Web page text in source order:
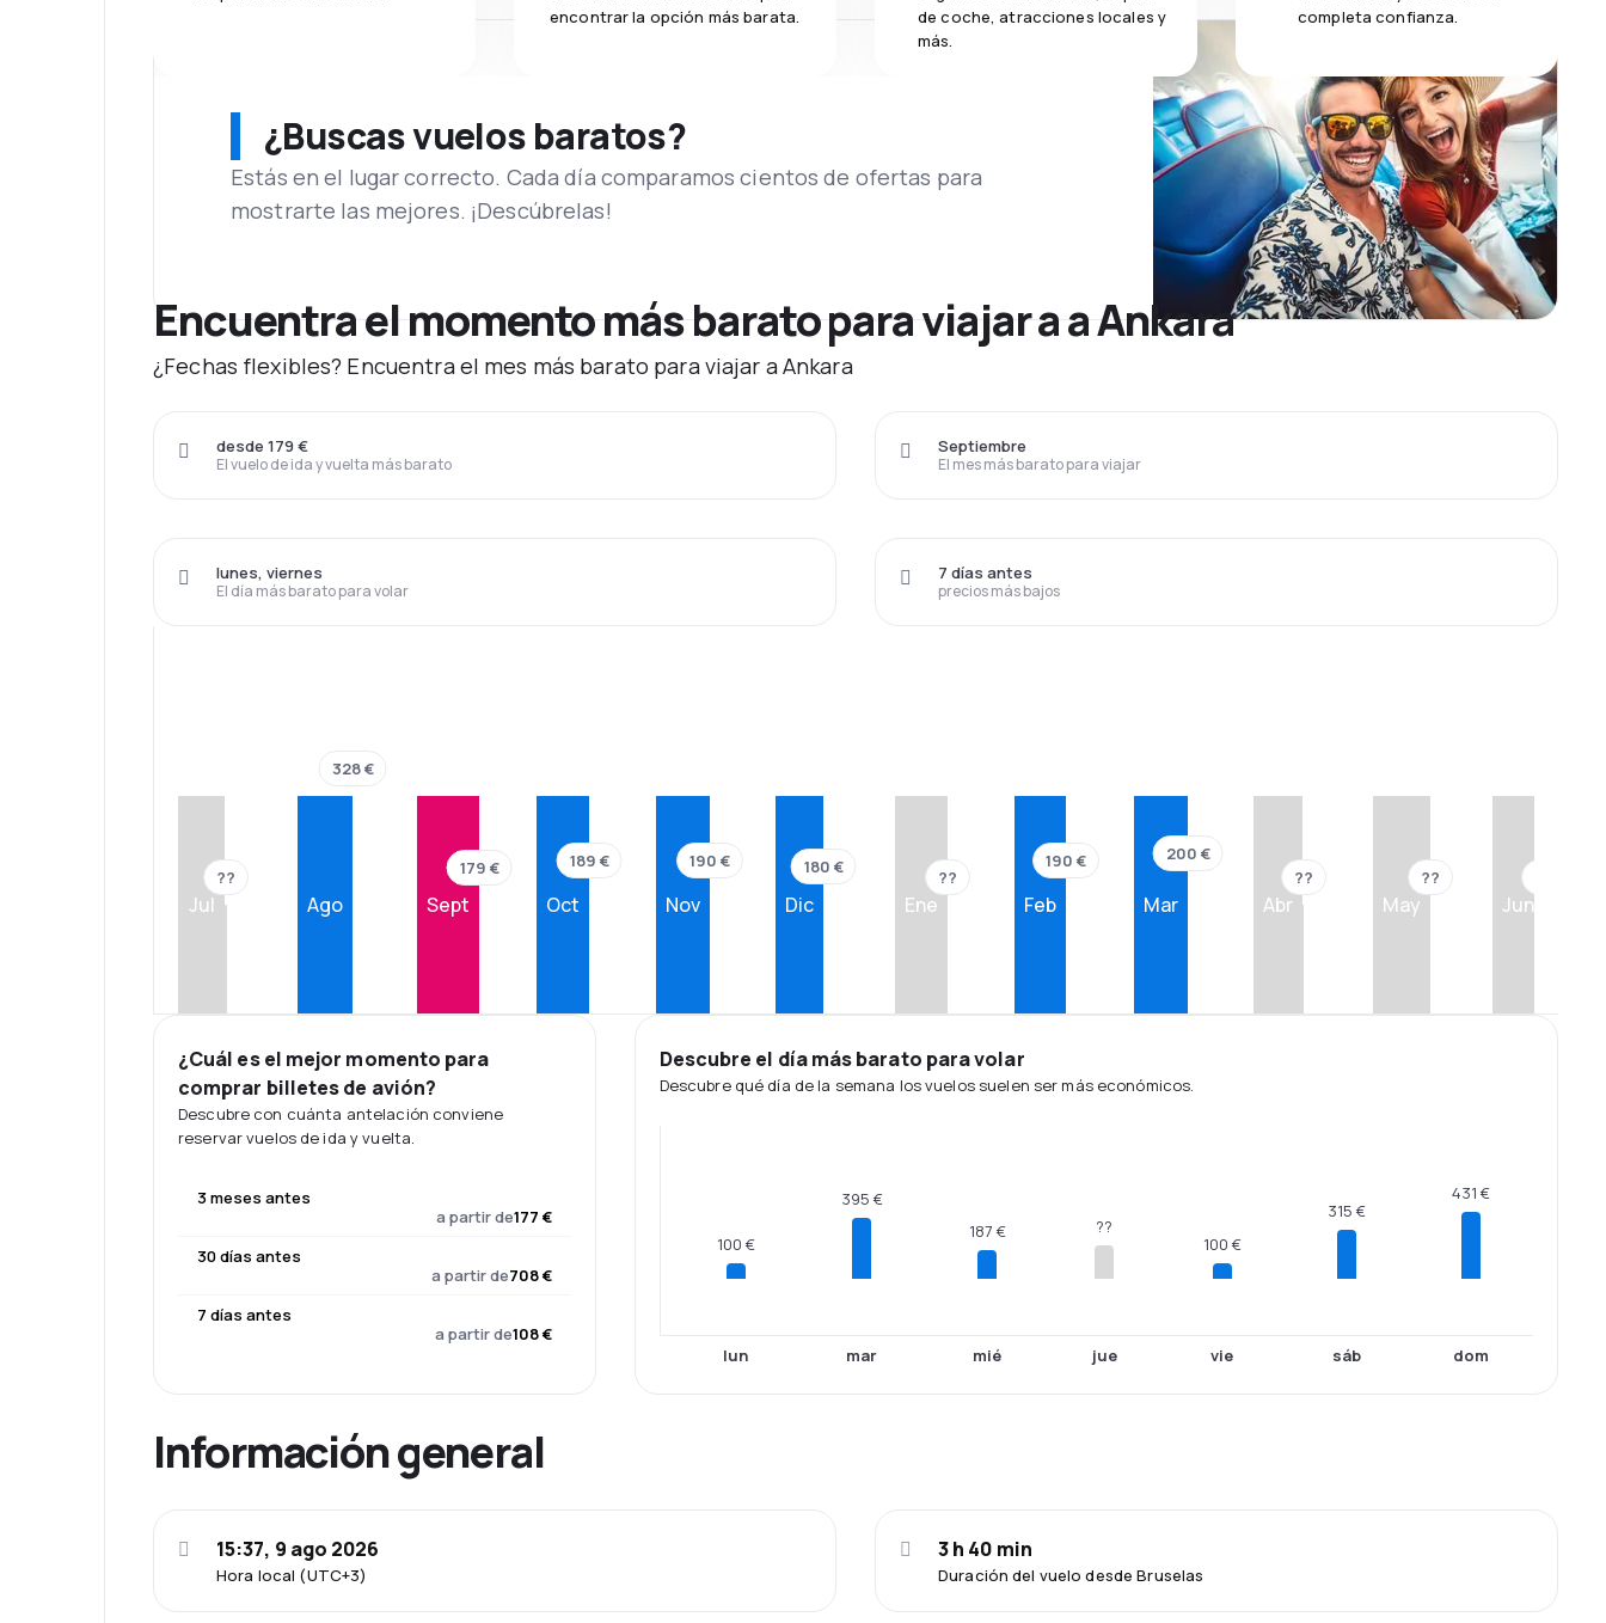
encontrar la opción más barata.
de coche, atracciones locales y
más.
completa confianza.
¿Buscas vuelos baratos?
Estás en el lugar correcto. Cada día comparamos cientos de ofertas para
mostrarte las mejores. ¡Descúbrelas!
Encuentra el momento más barato para viajar a a Ankara
¿Fechas flexibles? Encuentra el mes más barato para viajar a Ankara
El vuelo de ida y vuelta más barato
desde 179 €
El mes más barato para viajar
Septiembre
El día más barato para volar
lunes, viernes
precios más bajos
7 días antes
Jul
??
Ago
328 €
Sept
179 €
Oct
189 €
Nov
190 €
Dic
180 €
Ene
??
Feb
190 €
Mar
200 €
Abr
??
May
??
Jun
¿Cuál es el mejor momento para
comprar billetes de avión?
Descubre con cuánta antelación conviene
reservar vuelos de ida y vuelta.
3 meses antes
a partir de177 €
30 días antes
a partir de708 €
7 días antes
a partir de108 €
Descubre el día más barato para volar
Descubre qué día de la semana los vuelos suelen ser más económicos.
100 €
lun
395 €
mar
187 €
mié
??
jue
100 €
vie
315 €
sáb
431 €
dom
Información general
Hora local (UTC+3)
15:37, 9 ago 2026
Duración del vuelo desde Bruselas
3 h 40 min